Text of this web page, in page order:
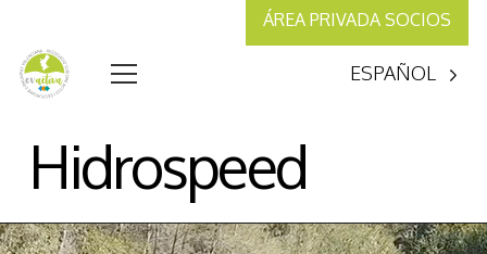
ÁREA PRIVADA SOCIOS
ESPAÑOL
Hidrospeed